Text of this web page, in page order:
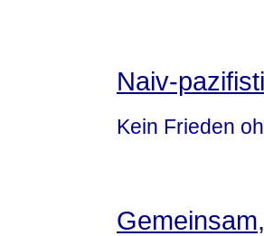
Naiv-
Kein Frieden